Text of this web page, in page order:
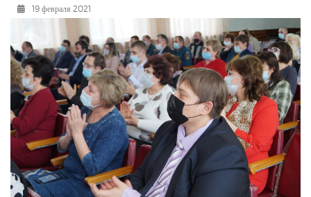
ФОТОРЕПОРТАЖИ
РЕКЛАМОДАТЕЛЯМ
ОБЪЯВЛЕНИЯ
КОНТАКТЫ
19 февраля 2021